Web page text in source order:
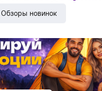
Обзоры новинок